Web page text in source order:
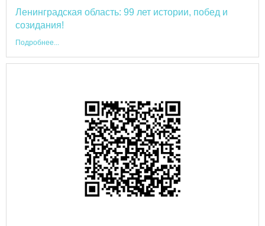
Ленинградская область: 99 лет истории, побед и
созидания!
Подробнее...